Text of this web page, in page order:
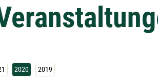
2020 2019